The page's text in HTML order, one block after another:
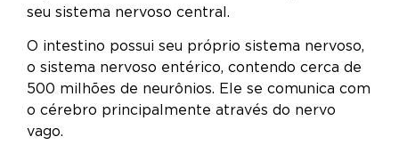
seu sistema nervoso central.
O intestino possui seu próprio sistema nervoso,
o sistema nervoso entérico, contendo cerca de
500 milhões de neurônios. Ele se comunica com
o cérebro principalmente através do nervo
vago.